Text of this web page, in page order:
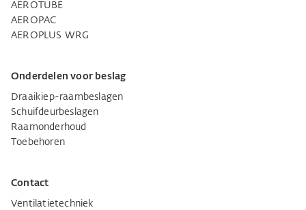
AEROTUBE
AEROPAC
AEROPLUS WRG
Onderdelen voor beslag
Draaikiep-raambeslagen
Schuifdeurbeslagen
Raamonderhoud
Toebehoren
Contact
Ventilatietechniek